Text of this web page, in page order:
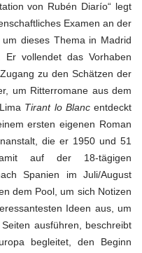
von Rubén Diarío“ legt
Examen an der
dieses Thema in Madrid
Er vollendet das Vorhaben
zu den Schätzen der
um Ritterromane aus dem
Tirant lo Blancentdeckt
ersten eigenen Roman
die er 1950 und 51
auf der 18-tägigen
Spanien im Juli/August
dem Pool, um sich Notizen
Ideen aus, um
ausführen, beschreibt
begleitet, den Beginn